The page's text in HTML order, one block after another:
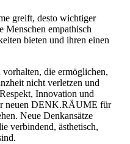
greift, desto wichtiger
Menschen empathisch
bieten und ihren einen
die ermöglichen,
nicht verletzen und
Innovation und
neuen DENK.RÄUME für
Neue Denkansätze
verbindend, ästhetisch,